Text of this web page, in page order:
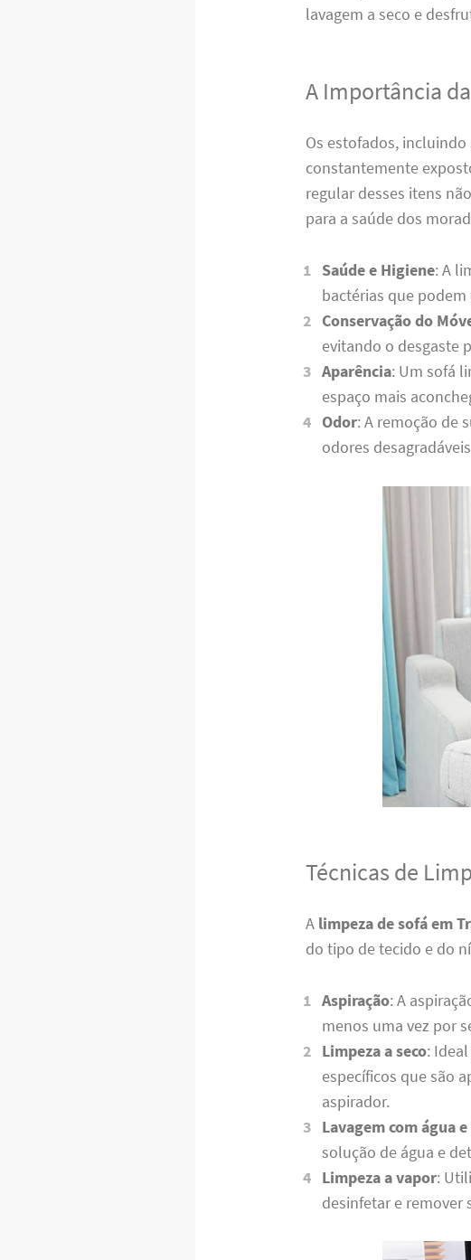
lavagem a seco e
A Importância
Os estofados,
constantemente
regular desses itens
para a saúde dos
Saúde e Higiene: A
bactérias que
Conservação do
evitando o desgaste
Aparência: Um sofá
espaço mais
Odor: A remoção de
odores
Técnicas de
A limpeza de sofá em
do tipo de tecido e do
Aspiração: A
menos uma vez por
Limpeza a seco:
específicos que são
aspirador.
Lavagem com água
solução de água e
Limpeza a vapor:
desinfetar e remover